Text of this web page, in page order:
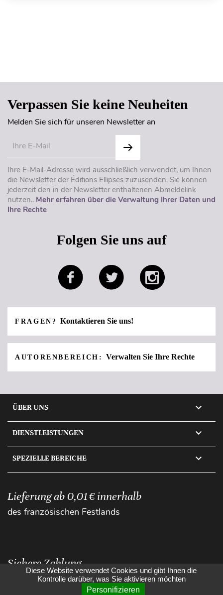
Verpassen Sie keine Neuheiten
Melden Sie sich für unseren Newsletter an
Ihre E-Mail-Adresse wird ausschließlich verwendet, um Ihnen
die Newsletter der Éditions Ellipses zuzusenden. Sie können
jederzeit den in der Newsletter enthaltenen Abmeldelink
nutzen.. Mehr erfahren über die Verwaltung Ihrer Daten und
Ihre Rechte
Folgen Sie uns auf
FRAGEN?Kontaktieren Sie uns!
AUTORENBEREICH:Verwalten Sie Ihre Rechte
ÜBER UNS 
DIENSTLEISTUNGEN 
SPEZIELLE BEREICHE 
Lieferung ab 0,01 € innerhalb
des französischen Festlands
Sichere Zahlung
Diese Website verwendet Cookies und gibt Ihnen die
Kontrolle darüber, was Sie aktivieren möchten
Personifizieren